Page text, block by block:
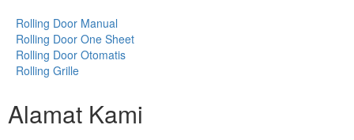
Rolling Door Manual
Rolling Door One Sheet
Rolling Door Otomatis
Rolling Grille
Alamat Kami